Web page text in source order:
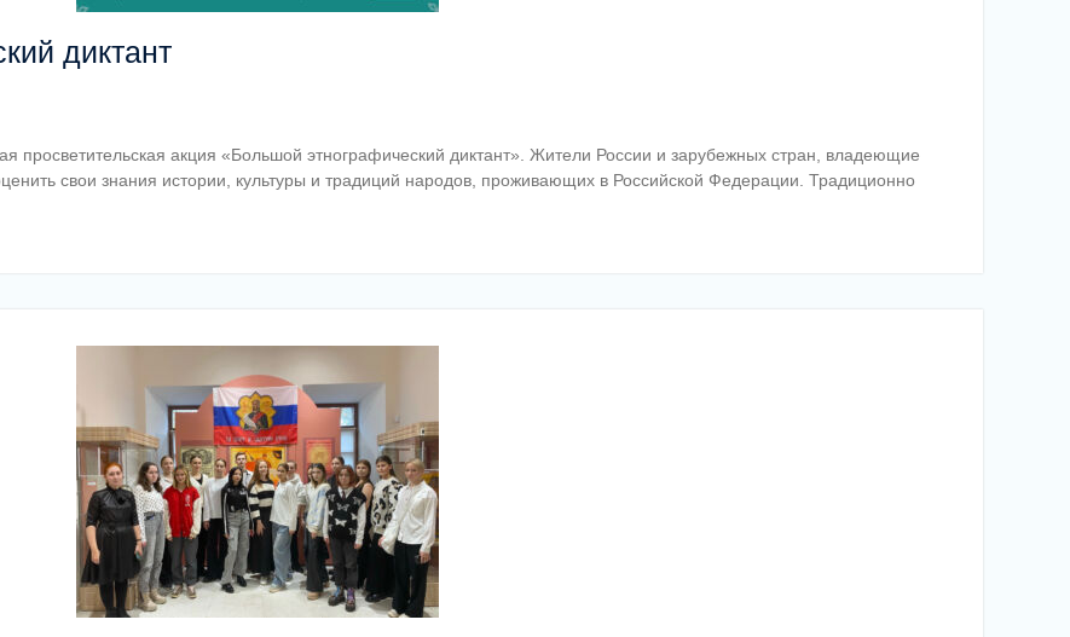
диктант
просветительская акция «Большой этнографический диктант». Жители России и зарубежных стран, владеющие
свои знания истории, культуры и традиций народов, проживающих в Российской Федерации. Традиционно